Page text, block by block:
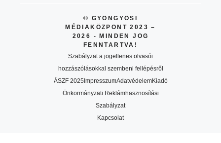
© GYÖNGYÖSI
MÉDIAKÖZPONT 2023 –
2026 - MINDEN JOG
FENNTARTVA!
Szabályzat a jogellenes olvasói
hozzászólásokkal szembeni fellépésről
ÁSZF 2025ImpresszumAdatvédelemKiadó
Önkormányzati Reklámhasznosítási
Szabályzat
Kapcsolat